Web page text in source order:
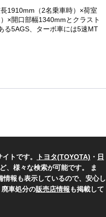
1910mm（2名乗車時）×荷室
×開口部幅1340mmとクラスト
る5AGS、ターボ車には5速MT
トです。 トヨタ(TOYOTA) ・ 日
、様々な検索が可能です。 ま
報も表示しているので、安心し
車処分の販売店情報も掲載して